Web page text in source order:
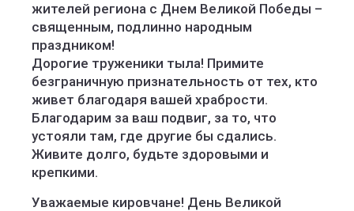
жителей региона с Днем Великой Победы –
священным, подлинно народным
праздником!
Дорогие труженики тыла! Примите
безграничную признательность от тех, кто
живет благодаря вашей храбрости.
Благодарим за ваш подвиг, за то, что
устояли там, где другие бы сдались.
Живите долго, будьте здоровыми и
крепкими.
Уважаемые кировчане! День Великой